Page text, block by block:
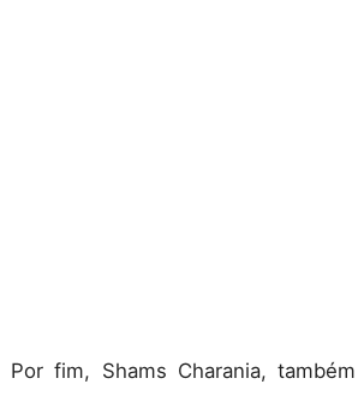
Por fim, Shams Charania, também